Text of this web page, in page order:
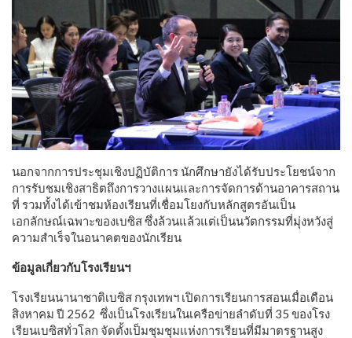
นอกจากการประชุมเชิงปฏิบัติการ นักศึกษายังได้รับประโยชน์จาก
การรับชมเชิงสาธิตถึงการวางแผนและการจัดการด้านอาคารสถาน
ที่ รวมทั้งได้เข้าชมห้องเรียนที่เชื่อมโยงกับหลักสูตรอันเป็น
เอกลักษณ์เฉพาะของเบซิส ซึ่งล้วนแล้วแต่เป็นนวัตกรรมที่มุ่งหวังสู่
ความสำเร็จในอนาคตของนักเรียน
ข้อมูลเกี่ยวกับโรงเรียนฯ
โรงเรียนนานาชาติเบซิส กรุงเทพฯ เปิดการเรียนการสอนเมื่อเดือน
สิงหาคม ปี 2562 ซึ่งเป็นโรงเรียนในเครือข่ายลำดับที่ 35 ของโรง
เรียนเบซิสทั่วโลก จัดตั้งเป็มชุมชุมแห่งการเรียนที่มีมาตรฐานสูง